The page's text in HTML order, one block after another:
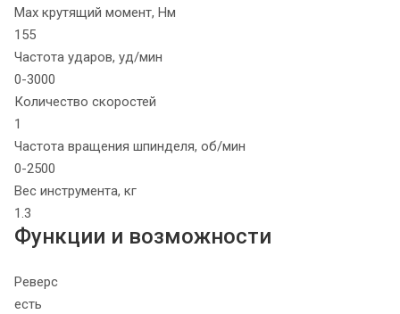
Max крутящий момент, Нм
155
Частота ударов, уд/мин
0-3000
Количество скоростей
1
Частота вращения шпинделя, об/мин
0-2500
Вес инструмента, кг
1.3
Функции и возможности
Реверс
есть